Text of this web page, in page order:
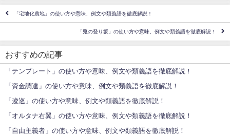
「宅地化農地」の使い方や意味、例文や類義語を徹底解説！
「兎の登り坂」の使い方や意味、例文や類義語を徹底解説！
おすすめの記事
「テンプレート」の使い方や意味、例文や類義語を徹底解説！
「資金調達」の使い方や意味、例文や類義語を徹底解説！
「逡巡」の使い方や意味、例文や類義語を徹底解説！
「オルタナ右翼」の使い方や意味、例文や類義語を徹底解説！
「自由主義者」の使い方や意味、例文や類義語を徹底解説！